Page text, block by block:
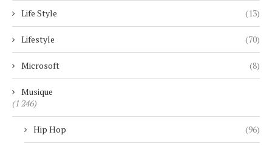
Life Style (13)
Lifestyle (70)
Microsoft (8)
Musique
(1 246)
Hip Hop (96)